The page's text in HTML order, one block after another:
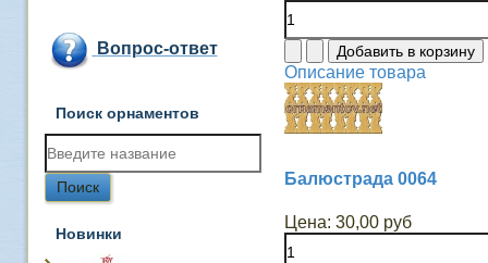
Вопрос-ответ
Поиск орнаментов
Новинки
Описание товара
Балюстрада 0064
Цена: 30,00 руб